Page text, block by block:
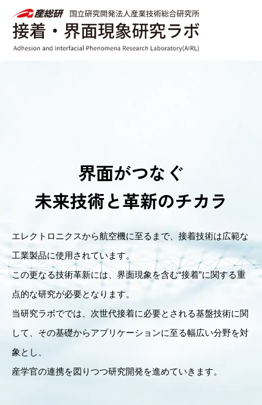
界面がつなぐ
未来技術と革新のチカラ
エレクトロニクスから航空機に至るまで、接着技術は広範な
工業製品に使用されています。
この更なる技術革新には、界面現象を含む“接着”に関する重
点的な研究が必要となります。
当研究ラボででは、次世代接着に必要とされる基盤技術に関
して、その基礎からアプリケーションに至る幅広い分野を対
象とし、
産学官の連携を図りつつ研究開発を進めていきます。